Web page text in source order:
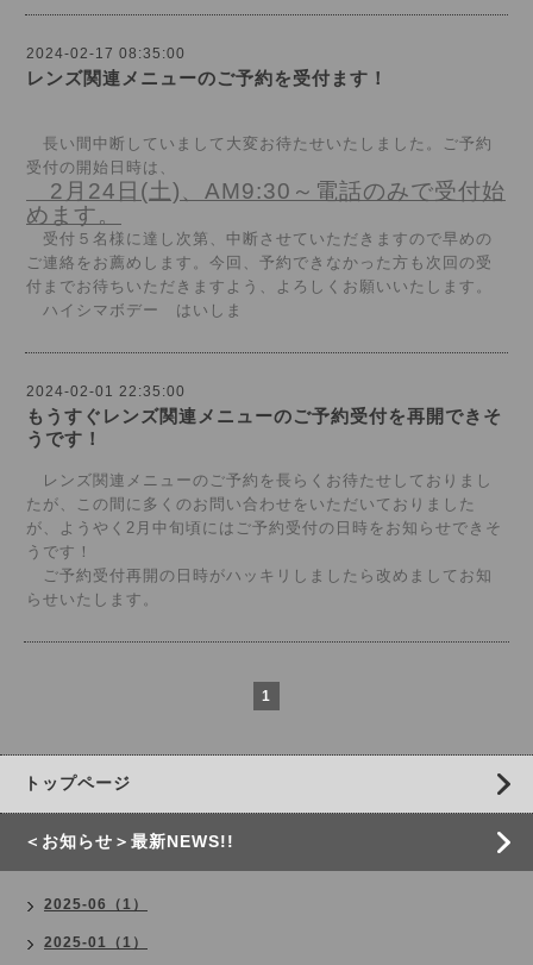
2024-02-17 08:35:00
レンズ関連メニューのご予約を受付ます！
長い間中断していまして大変お待たせいたしました。ご予約
受付の開始日時は、
2月24日(土)、AM9:30～電話のみで受付始
めます。
受付５名様に達し次第、中断させていただきますので早めの
ご連絡をお薦めします。今回、予約できなかった方も次回の受
付までお待ちいただきますよう、よろしくお願いいたします。
ハイシマボデー はいしま
2024-02-01 22:35:00
もうすぐレンズ関連メニューのご予約受付を再開できそ
うです！
レンズ関連メニューのご予約を長らくお待たせしておりまし
たが、この間に多くのお問い合わせをいただいておりました
が、ようやく2月中旬頃にはご予約受付の日時をお知らせできそ
うです！
ご予約受付再開の日時がハッキリしましたら改めましてお知
らせいたします。
1
トップページ
＜お知らせ＞最新NEWS!!
2025-06（1）
2025-01（1）